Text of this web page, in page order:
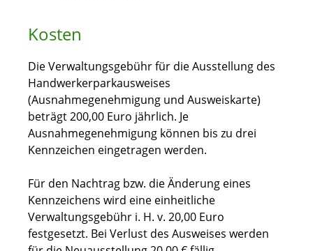
Kosten
Die Verwaltungsgebühr für die Ausstellung des
Handwerkerparkausweises
(Ausnahmegenehmigung und Ausweiskarte)
beträgt 200,00 Euro jährlich. Je
Ausnahmegenehmigung können bis zu drei
Kennzeichen eingetragen werden.
Für den Nachtrag bzw. die Änderung eines
Kennzeichens wird eine einheitliche
Verwaltungsgebühr i. H. v. 20,00 Euro
festgesetzt. Bei Verlust des Ausweises werden